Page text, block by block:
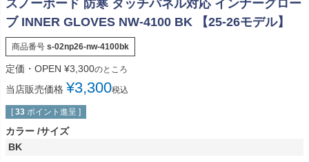
スノーボード 防寒 タッチパネル対応 インナーグロー
ブ INNER GLOVES NW-4100 BK 【25-26モデル】
商品番号 s-02np26-nw-4100bk
定価・OPEN ¥3,300のところ
当店販売価格 ¥3,300税込
[ 33 ポイント進呈 ]
カラー サイズ
BK